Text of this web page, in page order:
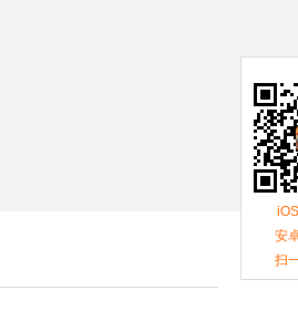
安
扫